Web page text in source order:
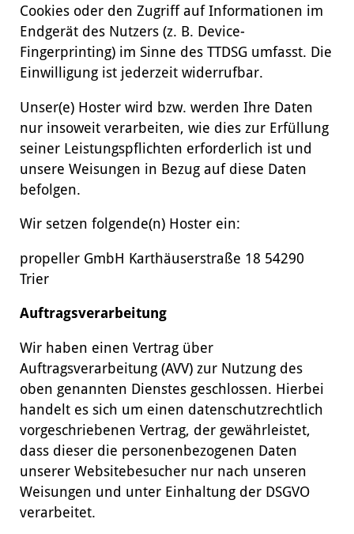
Cookies oder den Zugriff auf Informationen im
Endgerät des Nutzers (z. B. Device-
Fingerprinting) im Sinne des TTDSG umfasst. Die
Einwilligung ist jederzeit widerrufbar.
Unser(e) Hoster wird bzw. werden Ihre Daten
nur insoweit verarbeiten, wie dies zur Erfüllung
seiner Leistungspflichten erforderlich ist und
unsere Weisungen in Bezug auf diese Daten
befolgen.
Wir setzen folgende(n) Hoster ein:
propeller GmbH Karthäuserstraße 18 54290
Trier
Auftragsverarbeitung
Wir haben einen Vertrag über
Auftragsverarbeitung (AVV) zur Nutzung des
oben genannten Dienstes geschlossen. Hierbei
handelt es sich um einen datenschutzrechtlich
vorgeschriebenen Vertrag, der gewährleistet,
dass dieser die personenbezogenen Daten
unserer Websitebesucher nur nach unseren
Weisungen und unter Einhaltung der DSGVO
verarbeitet.